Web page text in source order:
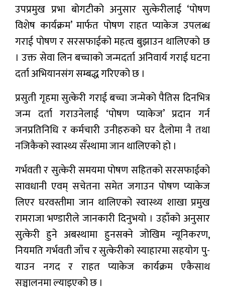
उपप्रमुख प्रभा बोगटीको अनुसार सुत्केरीलाई ‘पोषण
विशेष कार्यक्रम’ मार्फत पोषण राहत प्याकेज उपलब्ध
गराई पोषण र सरसफाईको महत्व बुझाउन थालिएको छ
। उक्त सेवा लिन बच्चाको जन्मदर्ता अनिवार्य गराई घटना
दर्ता अभियानसंग सम्बद्ध गरिएको छ ।
प्रसुती गृहमा सुत्केरी गराई बच्चा जन्मेको पैतिस दिनभित्र
जन्म दर्ता गराउनेलाई ‘पोषण प्याकेज’ प्रदान गर्न
जनप्रतिनिधि र कर्मचारी उनीहरुको घर दैलोमा नै तथा
नजिकैको स्वास्थ्य सँस्थामा जान थालिएको हो ।
गर्भवती र सुत्केरी समयमा पोषण सहितको सरसफाईको
सावधानी एवम् सचेतना समेत जगाउन पोषण प्याकेज
लिएर घरवस्तीमा जान थालिएको स्वास्थ्य शाखा प्रमुख
रामराजा भण्डारीले जानकारी दिनुभयो । उहाँको अनुसार
सुत्केरी हुने अबस्थामा हुनसक्ने जोखिम न्यूनिकरण,
नियमति गर्भवती जाँच र सुत्केरीको स्याहारमा सहयोग पु-
याउन नगद र राहत प्याकेज कार्यक्रम एकैसाथ
सञ्चालनमा ल्याइएको छ ।